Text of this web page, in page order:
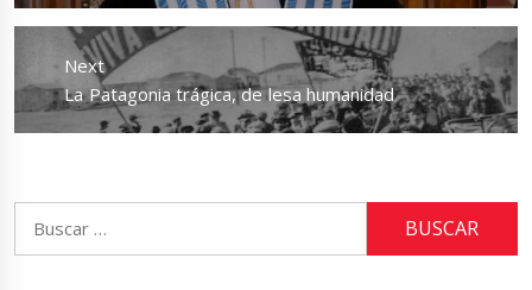
Next
Next
post:
La Patagonia trágica, de lesa humanidad